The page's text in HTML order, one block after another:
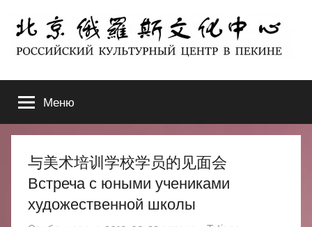
содержимому
北
京
俄
罗
斯
ЦЕНТР
В
ПЕКИНЕ
Меню
与美术培训学校学员的见面会
Встреча с юными учениками
художественной школы